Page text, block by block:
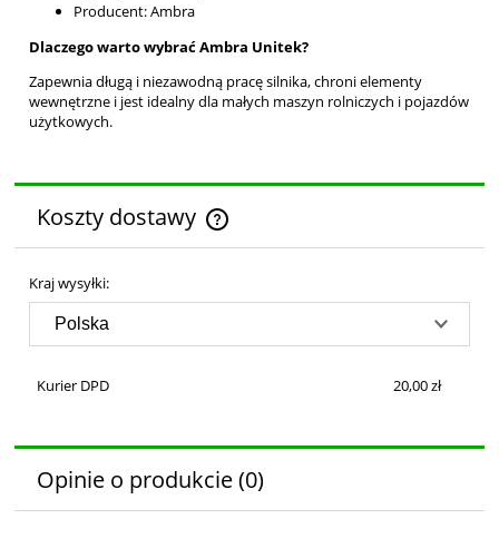
Producent: Ambra
Dlaczego warto wybrać Ambra Unitek?
Zapewnia długą i niezawodną pracę silnika, chroni elementy
wewnętrzne i jest idealny dla małych maszyn rolniczych i pojazdów
użytkowych.
Koszty dostawy
Cena nie zawiera ewentualnych kosztów płatności
Kraj wysyłki:
Kurier DPD 20,00 zł
Opinie o produkcie (0)